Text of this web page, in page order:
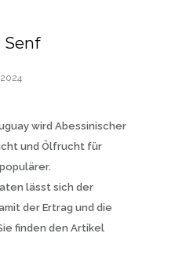
Senf
wird Abessinischer
und Ölfrucht für
lässt sich der
der Ertrag und die
finden den Artikel